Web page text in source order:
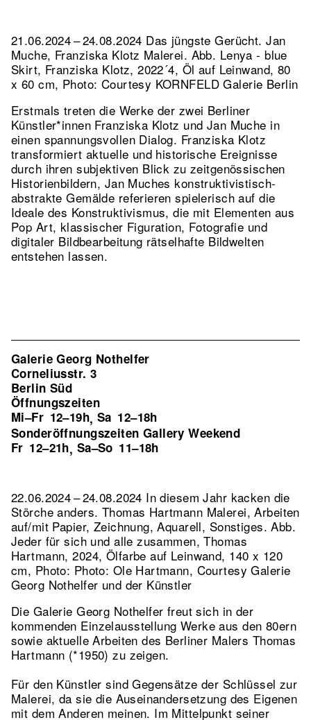
21.06.2024 – 24.08.2024 Das jüngste Gerücht. Jan
Muche, Franziska Klotz Malerei. Abb. Lenya - blue
Skirt, Franziska Klotz, 2022´4, Öl auf Leinwand, 80
x 60 cm, Photo: Courtesy KORNFELD Galerie Berlin
Erstmals treten die Werke der zwei Berliner
Künstler*innen Franziska Klotz und Jan Muche in
einen spannungsvollen Dialog. Franziska Klotz
transformiert aktuelle und historische Ereignisse
durch ihren subjektiven Blick zu zeitgenössischen
Historienbildern, Jan Muches konstruktivistisch-
abstrakte Gemälde referieren spielerisch auf die
Ideale des Konstruktivismus, die mit Elementen aus
Pop Art, klassischer Figuration, Fotografie und
digitaler Bildbearbeitung rätselhafte Bildwelten
entstehen lassen.
Galerie Georg Nothelfer
Corneliusstr. 3
Berlin Süd
Öffnungszeiten
Mi–Fr 12–19h, Sa 12–18h
Sonderöffnungszeiten Gallery Weekend
Fr 12–21h, Sa–So 11–18h
22.06.2024 – 24.08.2024 In diesem Jahr kacken die
Störche anders. Thomas Hartmann Malerei, Arbeiten
auf/mit Papier, Zeichnung, Aquarell, Sonstiges.Abb.
Jeder für sich und alle zusammen, Thomas
Hartmann, 2024, Ölfarbe auf Leinwand, 140 x 120
cm, Photo: Photo: Ole Hartmann, Courtesy Galerie
Georg Nothelfer und der Künstler
Die Galerie Georg Nothelfer freut sich in der
kommenden Einzelausstellung Werke aus den 80ern
sowie aktuelle Arbeiten des Berliner Malers Thomas
Hartmann (*1950) zu zeigen.
Für den Künstler sind Gegensätze der Schlüssel zur
Malerei, da sie die Auseinandersetzung des Eigenen
mit dem Anderen meinen. Im Mittelpunkt seiner